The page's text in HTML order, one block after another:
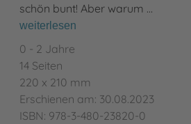
schön bunt! Aber warum …
weiterlesen
0 - 2 Jahre
14 Seiten
220 x 210 mm
Erschienen am: 30.08.2023
ISBN: 978-3-480-23820-0